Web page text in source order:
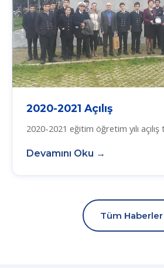
2020-2021 Açılış
2020-2021 eğitim öğretim yılı
Devamını Oku →
Tüm Haberler